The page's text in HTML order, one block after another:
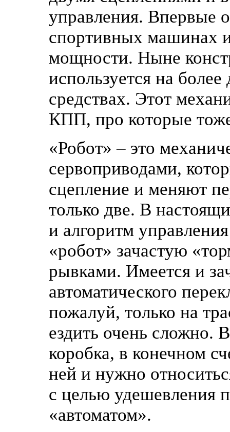
управления. Впервые
спортивных машинах
мощности. Ныне
используется на
средствах. Этот
КПП, про которые
«Робот» – это
сервоприводами,
сцепление и меняют
только две. В
и алгоритм
«робот» зачастую
рывками. Имеется и
автоматического
пожалуй, только на
ездить очень сложно.
коробка, в конечном
ней и нужно
с целью удешевления
«автоматом».